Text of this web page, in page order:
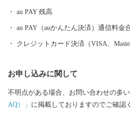
織による織マークは国内シェアの80％を占
景勝地「東尋坊」に代表される海岸線
れる「丸岡城」などを有することでも有名です。 心
ただいた個人情報は、坂井市が責任を
au PAY 残高
au PAY（auかんたん決済）通信料金
クレジットカード決済（VISA、
お申し込みに関して
不明点がある場合、お問い合わせの多
AQ）」 に掲載しておりますのでご確認